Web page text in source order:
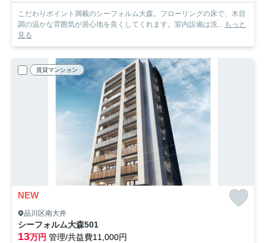
こだわりポイント満載のシーフォルム大森。フローリングの床で、木目
調の温かな雰囲気が居心地を良くしてくれます。室内設備は洗...
もっと
見る
賃貸マンション
NEW
品川区南大井
シーフォルム大森501
13万円 管理/共益費11,000円